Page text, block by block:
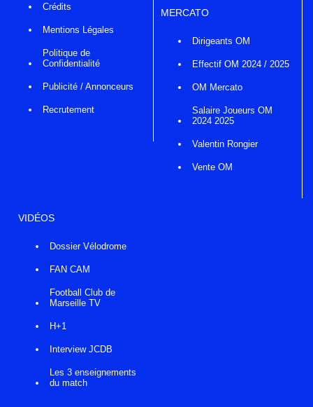
Crédits
Mentions Légales
Politique de
Confidentialité
Publicité / Annonceurs
Recrutement
MERCATO
Dirigeants OM
Effectif OM 2024 / 2025
OM Mercato
Salaire Joueurs OM
2024 2025
Valentin Rongier
Vente OM
VIDÉOS
Dossier Vélodrome
FAN CAM
Football Club de
Marseille TV
H+1
Interview JCDB
Les 3 enseignements
du match